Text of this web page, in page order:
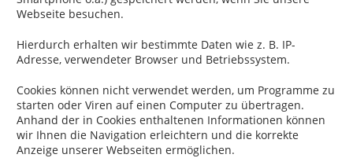
Webseite besuchen.
Hierdurch erhalten wir bestimmte Daten wie z. B. IP-
Adresse, verwendeter Browser und Betriebssystem.
Cookies können nicht verwendet werden, um Programme zu
starten oder Viren auf einen Computer zu übertragen.
Anhand der in Cookies enthaltenen Informationen können
wir Ihnen die Navigation erleichtern und die korrekte
Anzeige unserer Webseiten ermöglichen.